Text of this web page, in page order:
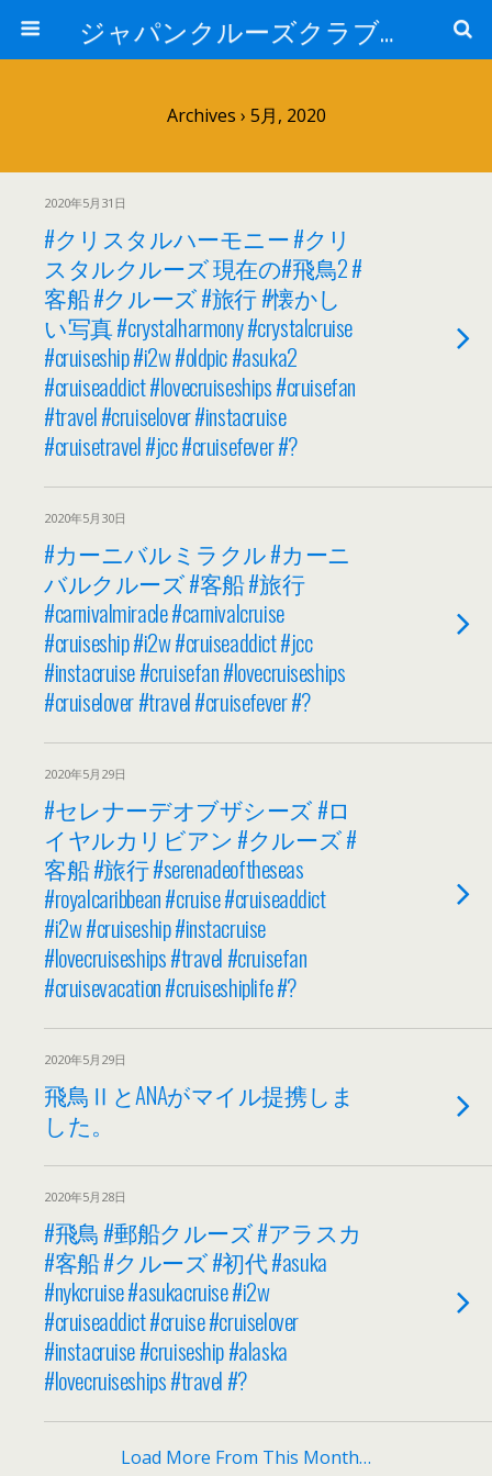
ジャパンクルーズクラブ トピック
Archives › 5月, 2020
2020年5月31日
#クリスタルハーモニー #クリ
スタルクルーズ 現在の#飛鳥2 #
客船 #クルーズ #旅行 #懐かし
い写真 #crystalharmony #crystalcruise
#cruiseship #i2w #oldpic #asuka2
#cruiseaddict #lovecruiseships #cruisefan
#travel #cruiselover #instacruise
#cruisetravel #jcc #cruisefever #?
2020年5月30日
#カーニバルミラクル #カーニ
バルクルーズ #客船 #旅行
#carnivalmiracle #carnivalcruise
#cruiseship #i2w #cruiseaddict #jcc
#instacruise #cruisefan #lovecruiseships
#cruiselover #travel #cruisefever #?
2020年5月29日
#セレナーデオブザシーズ #ロ
イヤルカリビアン #クルーズ #
客船 #旅行 #serenadeoftheseas
#royalcaribbean #cruise #cruiseaddict
#i2w #cruiseship #instacruise
#lovecruiseships #travel #cruisefan
#cruisevacation #cruiseshiplife #?
2020年5月29日
飛鳥ⅡとANAがマイル提携しま
した。
2020年5月28日
#飛鳥 #郵船クルーズ #アラスカ
#客船 #クルーズ #初代 #asuka
#nykcruise #asukacruise #i2w
#cruiseaddict #cruise #cruiselover
#instacruise #cruiseship #alaska
#lovecruiseships #travel #?
Load More From This Month…